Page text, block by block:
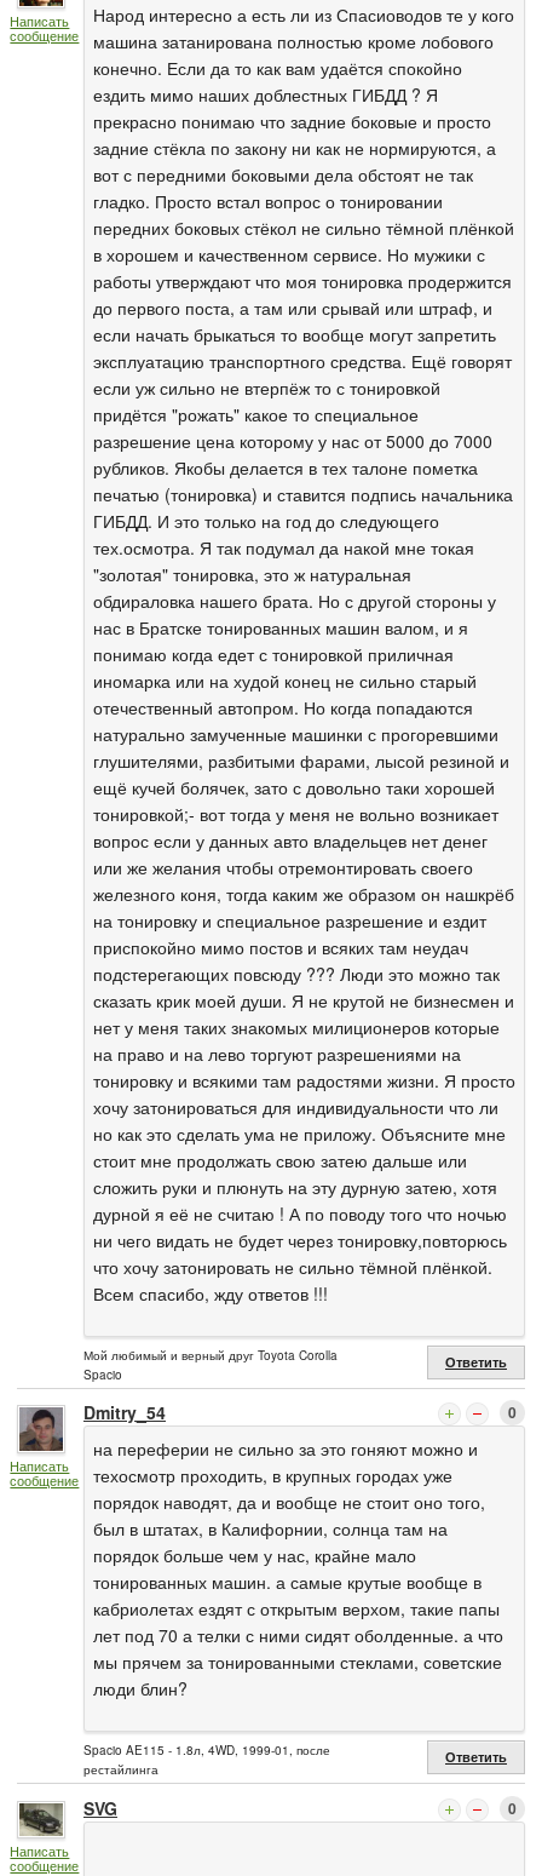
Написать
сообщение
Народ интересно а есть ли из Спасиоводов те у кого
машина затанирована полностью кроме лобового
конечно. Если да то как вам удаётся спокойно
ездить мимо наших доблестных ГИБДД ? Я
прекрасно понимаю что задние боковые и просто
задние стёкла по закону ни как не нормируются, а
вот с передними боковыми дела обстоят не так
гладко. Просто встал вопрос о тонировании
передних боковых стёкол не сильно тёмной плёнкой
в хорошем и качественном сервисе. Но мужики с
работы утверждают что моя тонировка продержится
до первого поста, а там или срывай или штраф, и
если начать брыкаться то вообще могут запретить
эксплуатацию транспортного средства. Ещё говорят
если уж сильно не втерпёж то с тонировкой
придётся "рожать" какое то специальное
разрешение цена которому у нас от 5000 до 7000
рубликов. Якобы делается в тех талоне пометка
печатью (тонировка) и ставится подпись начальника
ГИБДД. И это только на год до следующего
тех.осмотра. Я так подумал да накой мне токая
"золотая" тонировка, это ж натуральная
обдираловка нашего брата. Но с другой стороны у
нас в Братске тонированных машин валом, и я
понимаю когда едет с тонировкой приличная
иномарка или на худой конец не сильно старый
отечественный автопром. Но когда попадаются
натурально замученные машинки с прогоревшими
глушителями, разбитыми фарами, лысой резиной и
ещё кучей болячек, зато с довольно таки хорошей
тонировкой;- вот тогда у меня не вольно возникает
вопрос если у данных авто владельцев нет денег
или же желания чтобы отремонтировать своего
железного коня, тогда каким же образом он нашкрёб
на тонировку и специальное разрешение и ездит
приспокойно мимо постов и всяких там неудач
подстерегающих повсюду ??? Люди это можно так
сказать крик моей души. Я не крутой не бизнесмен и
нет у меня таких знакомых милиционеров которые
на право и на лево торгуют разрешениями на
тонировку и всякими там радостями жизни. Я просто
хочу затонироваться для индивидуальности что ли
но как это сделать ума не приложу. Объясните мне
стоит мне продолжать свою затею дальше или
сложить руки и плюнуть на эту дурную затею, хотя
дурной я её не считаю ! А по поводу того что ночью
ни чего видать не будет через тонировку,повторюсь
что хочу затонировать не сильно тёмной плёнкой.
Всем спасибо, жду ответов !!!
Мой любимый и верный друг Toyota Corolla
Spacio
Ответить
Написать
сообщение
Dmitry_54 0
на переферии не сильно за это гоняют можно и
техосмотр проходить, в крупных городах уже
порядок наводят, да и вообще не стоит оно того,
был в штатах, в Калифорнии, солнца там на
порядок больше чем у нас, крайне мало
тонированных машин. а самые крутые вообще в
кабриолетах ездят с открытым верхом, такие папы
лет под 70 а телки с ними сидят оболденные. а что
мы прячем за тонированными стеклами, советские
люди блин?
Spacio AE115 - 1.8л, 4WD, 1999-01, после
рестайлинга
Ответить
Написать
сообщение
SVG 0